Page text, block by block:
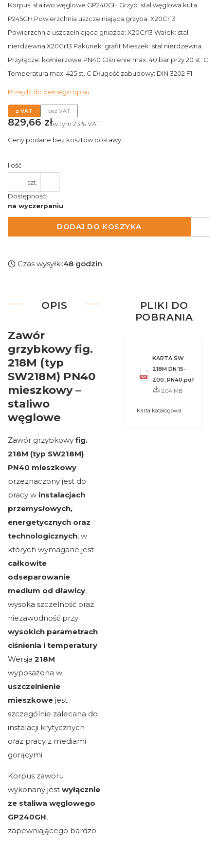
Korpus: staliwo węglowe GP240GH Grzyb: stal węglowa kuta
P245GH Powierzchnia uszczelniająca grzyba: X20Cr13
Powierzchnia uszczelniająca gniazda: X20Cr13 Wałek: stal
nierdzewna X20Cr13 Pakunek: grafit Mieszek: stal nierdzewna
Przyłącze: kołnierzowe PN40 Ciśnienie max. 40 bar przy 20 st. C
Temperatura max. 425 st. C Długość zabudowy: DIN 3202 F1
Przejdź do pełnego opisu
z VAT bez VAT
Cena
829,66 złw tym 23% VAT
Ceny podane bez kosztów dostawy.
Ilość
szt.
Dostępność:
na wyczerpaniu
DODAJ DO KOSZYKA
Czas wysyłki:48 godzin
OPIS
Zawór
grzybkowy fig.
218M (typ
SW218M) PN40
mieszkowy –
staliwo
węglowe
Zawór grzybkowy fig.
218M (typ SW218M)
PN40 mieszkowy
przeznaczony jest do
pracy w instalacjach
przemysłowych,
energetycznych oraz
technologicznych, w
których wymagane jest
całkowite
odseparowanie
medium od dławicy,
wysoka szczelność oraz
niezawodność przy
wysokich parametrach
ciśnienia i temperatury.
Wersja 218M
wyposażona w
uszczelnienie
mieszkowe jest
szczególnie zalecana do
instalacji krytycznych
oraz pracy z mediami
gorącymi.
Korpus zaworu
wykonany jest wyłącznie
ze staliwa węglowego
GP240GH,
zapewniającego bardzo
PLIKI DO
POBRANIA
KARTA SW
218M DN 15-
200_PN40.pdf
2.04 MB
Karta katalogowa